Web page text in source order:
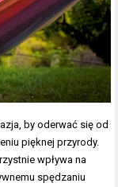
by oderwać się od
pięknej przyrody.
wpływa na
spędzaniu